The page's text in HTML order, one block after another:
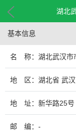
湖北
基本信息
名 称：湖北武汉市
地 区：湖北省 武汉
地 址：新华路25号
邮 编：-